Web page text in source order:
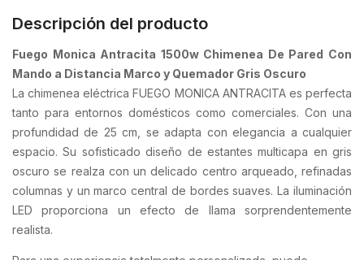
Descripción del producto
Fuego Monica Antracita 1500w Chimenea De Pared Con
Mando a Distancia Marco y Quemador Gris Oscuro
La chimenea eléctrica FUEGO MONICA ANTRACITA es perfecta
tanto para entornos domésticos como comerciales. Con una
profundidad de 25 cm, se adapta con elegancia a cualquier
espacio. Su sofisticado diseño de estantes multicapa en gris
oscuro se realza con un delicado centro arqueado, refinadas
columnas y un marco central de bordes suaves. La iluminación
LED proporciona un efecto de llama sorprendentemente
realista.